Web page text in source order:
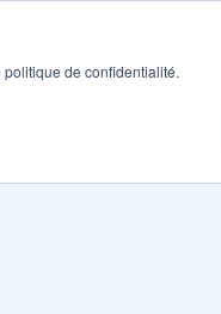
de confidentialité.